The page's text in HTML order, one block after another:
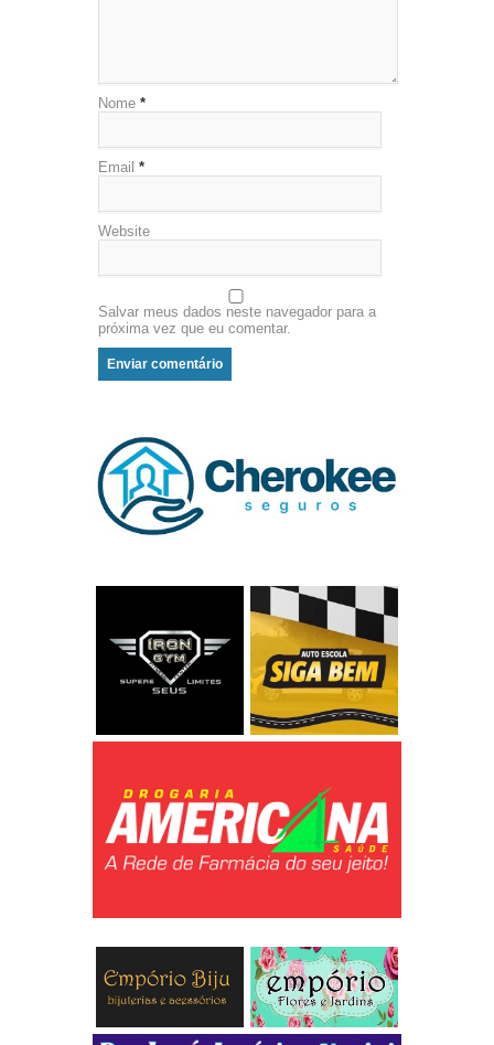
Nome *
Email *
Website
Salvar meus dados neste navegador para a
próxima vez que eu comentar.